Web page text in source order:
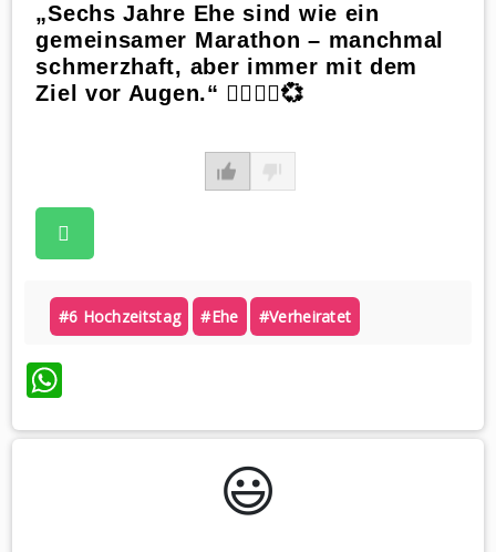
„Sechs Jahre Ehe sind wie ein
gemeinsamer Marathon – manchmal
schmerzhaft, aber immer mit dem
Ziel vor Augen.“ 🏃‍♂️🏃‍♀️💞
#6 Hochzeitstag #ehe #verheiratet
WhatsApp
😃️